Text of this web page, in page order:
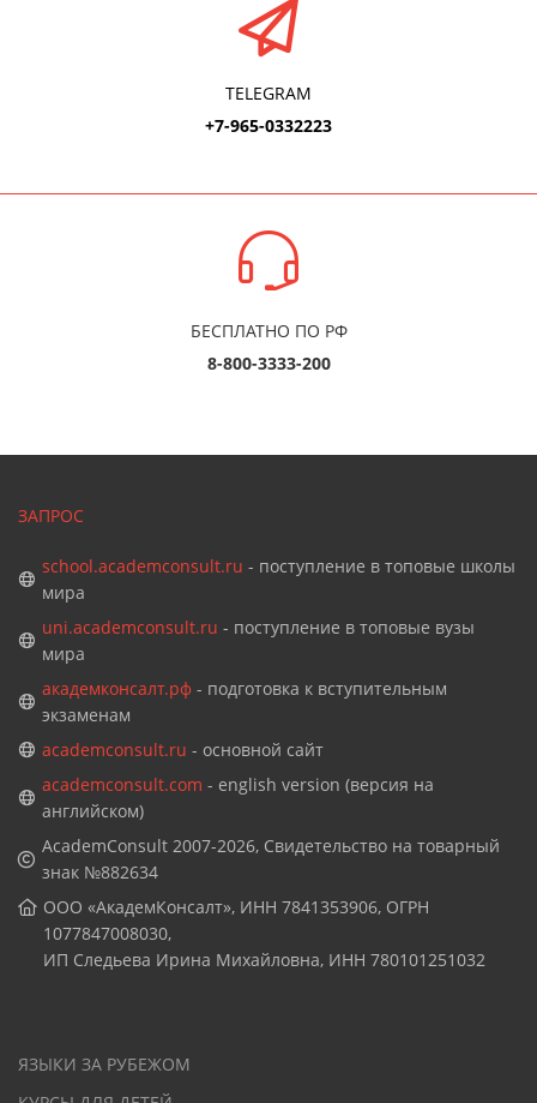
TELEGRAM
+7-965-0332223
БЕСПЛАТНО ПО РФ
8-800-3333-200
ЗАПРОС
school.academconsult.ru - поступление в топовые школы
мира
uni.academconsult.ru - поступление в топовые вузы
мира
академконсалт.рф- подготовка к вступительным
экзаменам
academconsult.ru - основной сайт
academconsult.com - english version (версия на
английском)
AcademConsult 2007-2026, Свидетельство на товарный
знак №882634
ООО «АкадемКонсалт», ИНН 7841353906, ОГРН
1077847008030,
ИП Следьева Ирина Михайловна, ИНН 780101251032
ЯЗЫКИ ЗА РУБЕЖОМ